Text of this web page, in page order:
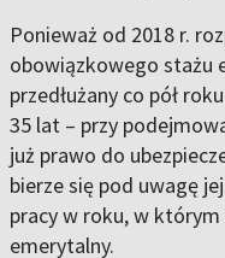
Ponieważ od 2018 r.
obowiązkowego stażu
przedłużany co pół
35 lat – przy
już prawo do
bierze się pod uwagę
pracy w roku, w
emerytalny.